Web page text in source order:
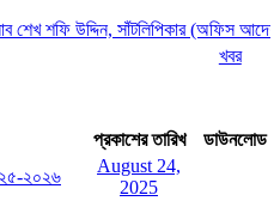
শেখ শফি উদ্দিন, সাঁটলিপিকার (অফিস আদেশ)
খবর
প্রকাশের তারিখ
ডাউনলোড
২০২৬
August 24,
2025